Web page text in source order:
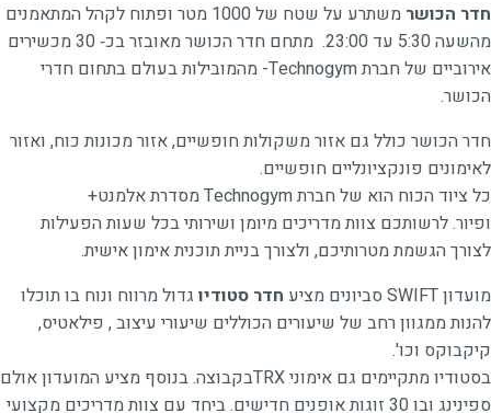
חדר הכושר
משתרע על שטח של 1000 מטר ופתוח לקהל המתאמנים
מהשעה 5:30 עד 23:00. מתחם חדר הכושר מאובזר בכ‐ 30 מכשירים
אירוביים של חברת Technogym- מהמובילות בעולם בתחום חדרי
הכושר.
חדר הכושר כולל גם אזור משקולות חופשיים, אזור מכונות כוח, ואזור
לאימונים פונקציונליים חופשיים.
כל ציוד הכוח הוא של חברת Technogym מסדרת אלמנט+
ופיור. לרשותכם צוות מדריכים מיומן ושירותי בכל שעות הפעילות
לצורך הגשמת מטרותיכם, ולצורך בניית תוכנית אימון אישית.
מועדון SWIFT סביונים מציע
חדר סטודיו גדול מרווח ונוח בו תוכלו
להנות ממגוון רחב של שיעורים הכוללים שיעורי עיצוב , פילאטיס,
קיקבוקס וכו'.
בסטודיו מתקיימים גם אימוני TRXבקבוצה. בנוסף מציע המועדון אולם
ספינינג ובו 30 זוגות אופנים חדישים. ביחד עם צוות מדריכים מקצועי